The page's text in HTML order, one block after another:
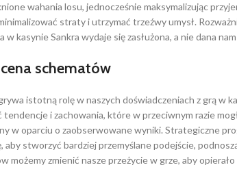
wahania losu, jednocześnie maksymalizując
straty i utrzymać trzeźwy umysł.
w kasynie Sankra wydaje się zasłużona, a nie dana
schematów
istotną rolę w naszych doświadczeniach z grą w
tendencje i zachowania, które w przeciwnym razie
w oparciu o zaobserwowane wyniki. Strategiczne
stworzyć bardziej przemyślane podejście,
możemy zmienić nasze przeżycie w grze, aby